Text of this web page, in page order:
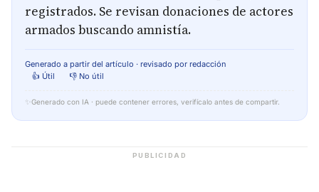
registrados. Se revisan donaciones de actores
armados buscando amnistía.
Generado a partir del artículo · revisado por redacción
👍 Útil
👎 No útil
✨ Generado con IA · puede contener errores, verifícalo antes de compartir.
PUBLICIDAD